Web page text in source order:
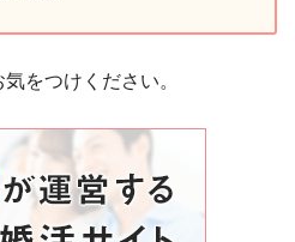
をつけください。